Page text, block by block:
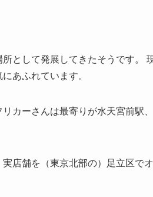
として発展してきたそうです。
あふれています。
カーさんは最寄りが水天宮前駅
店舗を（東京北部の）足立区で